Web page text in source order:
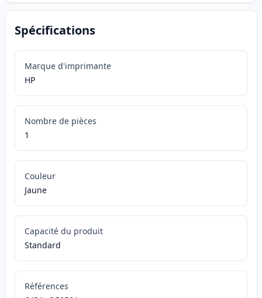
Spécifications
Marque d'imprimante
HP
Nombre de pièces
1
Couleur
Jaune
Capacité du produit
Standard
Références